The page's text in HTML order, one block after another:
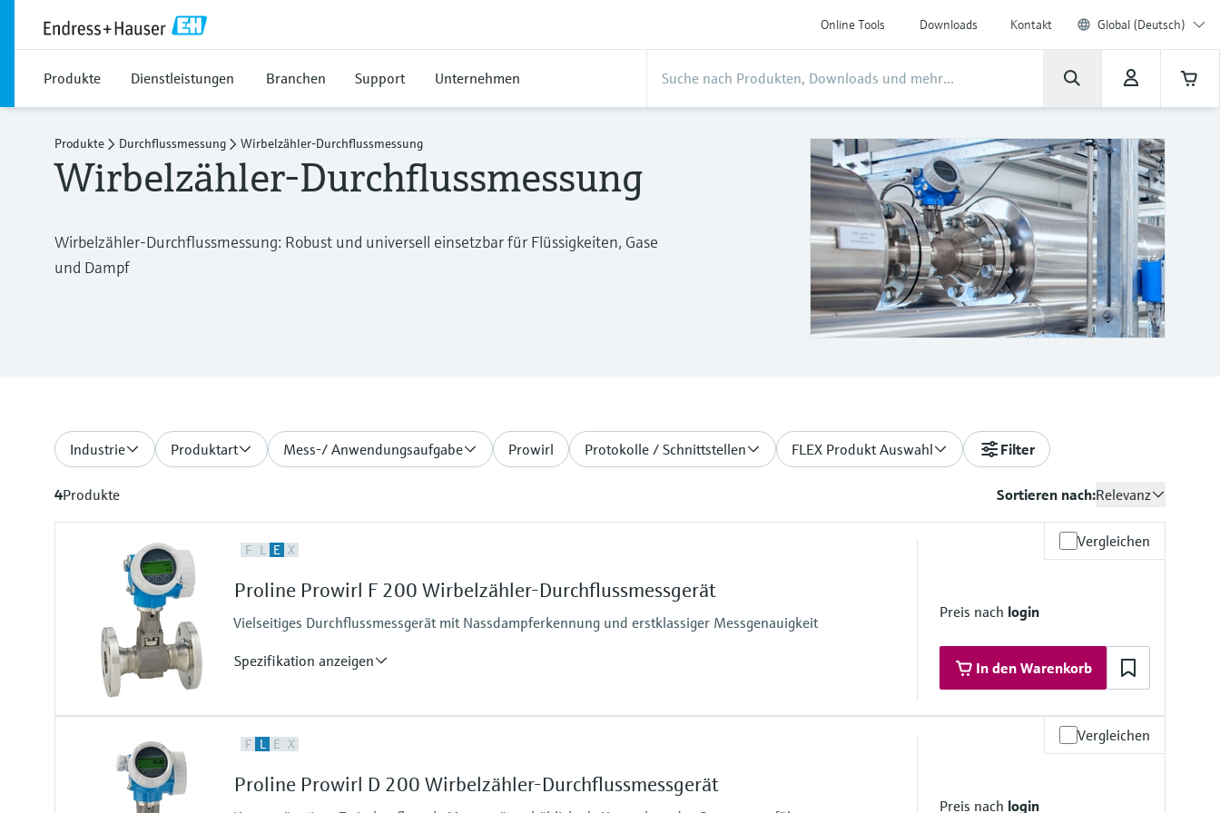
Online Tools Downloads Kontakt Global (Deutsch)
Produkte Dienstleistungen Branchen Support Unternehmen
Produkte Durchflussmessung Wirbelzähler-Durchflussmessung
Wirbelzähler-Durchflussmessung
Wirbelzähler-Durchflussmessung: Robust und universell einsetzbar für Flüssigkeiten, Gase
und Dampf
Industrie Produktart Mess-/ Anwendungsaufgabe Prowirl Protokolle / Schnittstellen FLEX Produkt Auswahl Filter
4Produkte Sortieren nach:Relevanz
F L E X Vergleichen
Proline Prowirl F 200 Wirbelzähler-Durchflussmessgerät
Vielseitiges Durchflussmessgerät mit Nassdampferkennung und erstklassiger Messgenauigkeit
Spezifikation anzeigen
Preis nach login
In den Warenkorb
Max. Messabweichung
Volumenstrom (Optional): ±0,65 %
Volumenstrom (Dampf, Gas): ±1,00 %
Messstoffberührende Materialien
Messrohr: 1.4408 (CF3M); CX2MW ähnlich zu Alloy C22, 2.4602
F L E X Vergleichen
Proline Prowirl D 200 Wirbelzähler-Durchflussmessgerät
Preis nach login